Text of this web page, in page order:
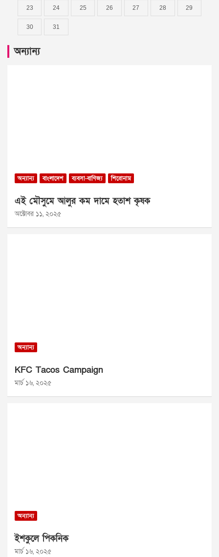
23 24 25 26 27 28 29
30 31
অন্যান্য
অন্যান্য বাংলাদেশ ব্যবসা-বাণিজ্য শিরোনাম
এই মৌসুমে আলুর কম দামে হতাশ কৃষক
অক্টোবর ১১, ২০২৫
অন্যান্য
KFC Tacos Campaign
মার্চ ১৬, ২০২৫
অন্যান্য
ইশকুলে পিকনিক
মার্চ ১৬, ২০২৫